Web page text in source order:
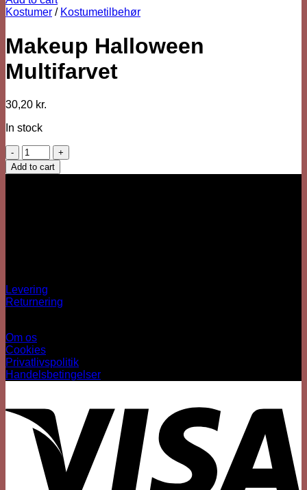
Kostumer / Kostumetilbehør
Makeup Halloween
Multifarvet
30,20 kr.
In stock
Makeup
Halloween
Multifarvet
Add to cart
Levering
Returnering
Om os
Cookies
Privatlivspolitik
Handelsbetingelser